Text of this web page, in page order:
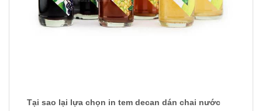
Tại sao lại lựa chọn in tem decan dán chai nước